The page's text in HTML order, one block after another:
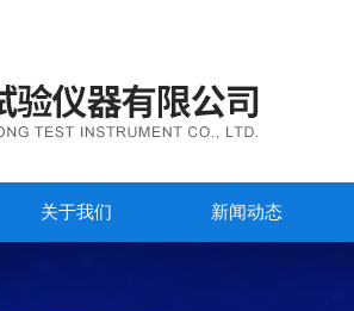
关于我们 新闻动态